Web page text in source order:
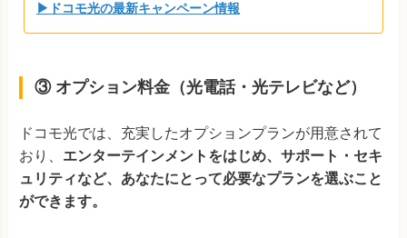
▶ドコモ光の最新キャンペーン情報
③ オプション料金（光電話・光テレビなど）
ドコモ光では、充実したオプションプランが用意されて
おり、 エンターテインメントをはじめ、サポート・セキ
ュリティなど、あなたにとって必要なプランを選ぶこと
ができます。